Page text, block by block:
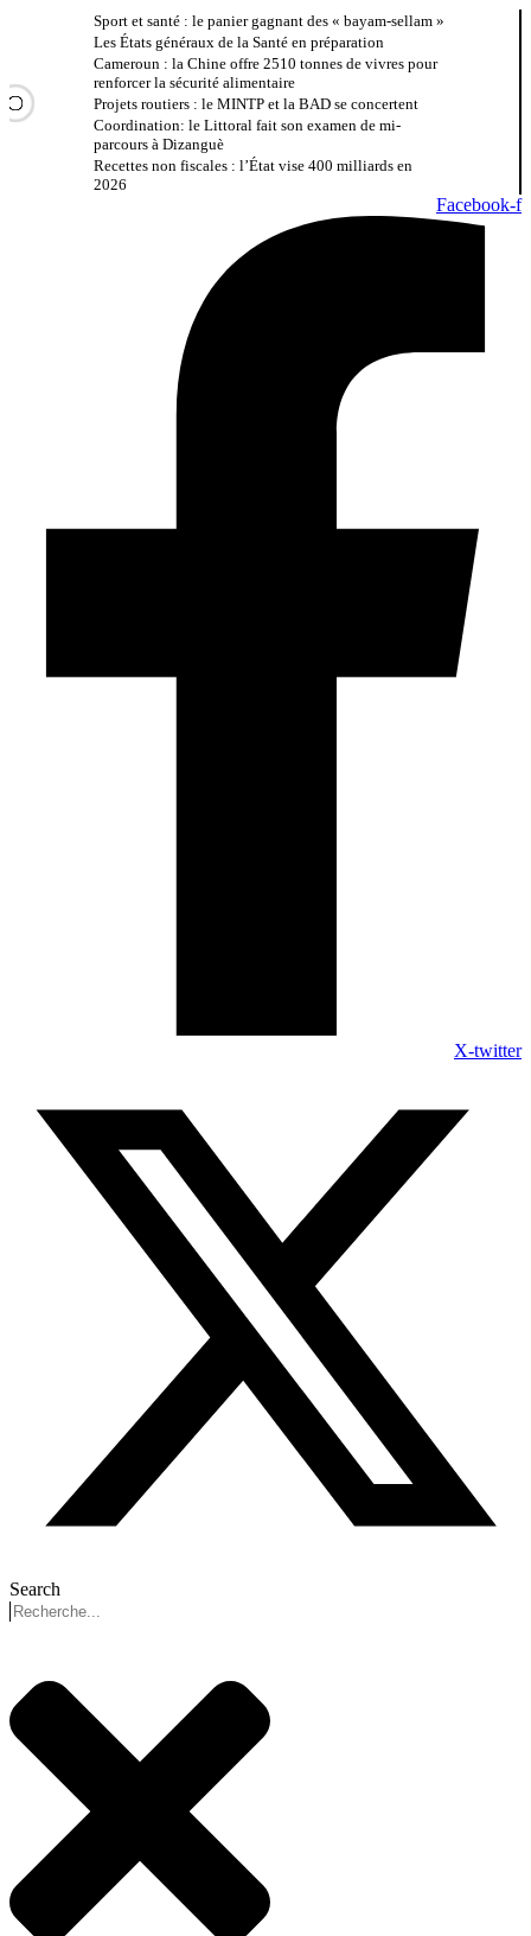
DERNIÈRES
Sport et santé : le panier gagnant des « bayam-sellam »
Les États généraux de la Santé en préparation
Cameroun : la Chine offre 2510 tonnes de vivres pour
renforcer la sécurité alimentaire
Projets routiers : le MINTP et la BAD se concertent
Coordination: le Littoral fait son examen de mi-
parcours à Dizanguè
Recettes non fiscales : l’État vise 400 milliards en
2026
Facebook-f
X-twitter
Search